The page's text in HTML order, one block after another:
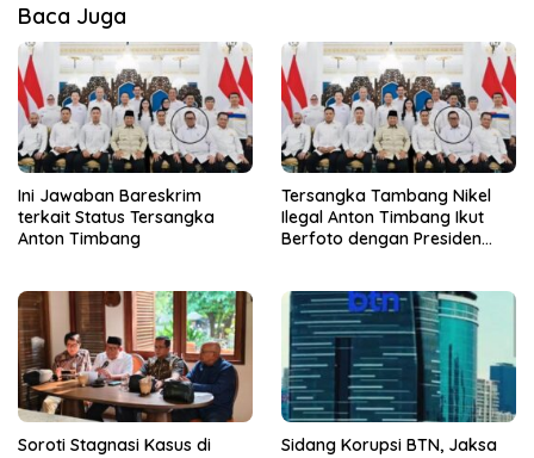
Baca Juga
Ini Jawaban Bareskrim
terkait Status Tersangka
Anton Timbang
Tersangka Tambang Nikel
Ilegal Anton Timbang Ikut
Berfoto dengan Presiden
Soroti Stagnasi Kasus di
Sidang Korupsi BTN, Jaksa